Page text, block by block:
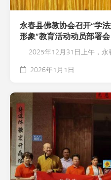
永春县佛教协会召开“学
形象”教育活动动员部署会
2025年12月31日上午，永
2026年1月1日